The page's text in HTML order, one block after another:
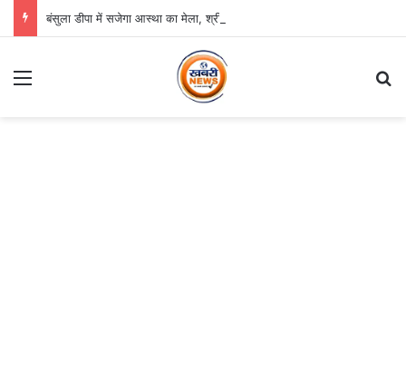
बंसुला डीपा में सजेगा आस्था का मेला, श्री जगन्नाथ झूलन रथयात्रा कल से